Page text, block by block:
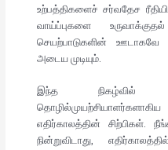
உற்பத்திகளைச் சர்வதேச
வாய்ப்புகளை
செயற்பாடுகளின் ஊடாகவே
அடைய முடியும்.
இந்த நிகழ்வில்
எதிர்காலத்தின் சிற்பிகள்.
நின்றுவிடாது,